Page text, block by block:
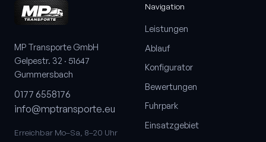
MP Transporte GmbH
Gelpestr. 32 · 51647
Gummersbach
0177 6558176
info@mptransporte.eu
Erreichbar Mo–Sa, 8–20 Uhr
Navigation
Leistungen
Ablauf
Konfigurator
Bewertungen
Fuhrpark
Einsatzgebiet